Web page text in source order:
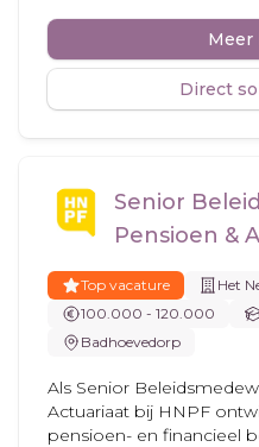
Meer
Direct
Senior
Pensioen &
Top vacature
Het
100.000 - 120.000
Badhoevedorp
Als Senior
Actuariaat bij HNPF
pensioen- en financieel